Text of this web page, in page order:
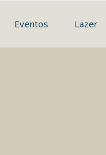
Eventos Lazer